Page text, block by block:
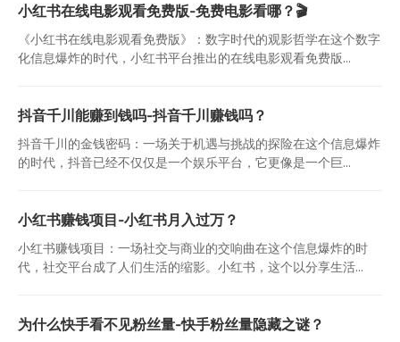
小红书在线电影观看免费版-免费电影看哪？🎬
《小红书在线电影观看免费版》：数字时代的观影哲学在这个数字
化信息爆炸的时代，小红书平台推出的在线电影观看免费版...
抖音千川能赚到钱吗-抖音千川赚钱吗？
抖音千川的金钱密码：一场关于机遇与挑战的探险在这个信息爆炸
的时代，抖音已经不仅仅是一个娱乐平台，它更像是一个巨...
小红书赚钱项目-小红书月入过万？
小红书赚钱项目：一场社交与商业的交响曲在这个信息爆炸的时
代，社交平台成了人们生活的缩影。小红书，这个以分享生活...
为什么快手看不见粉丝量-快手粉丝量隐藏之谜？